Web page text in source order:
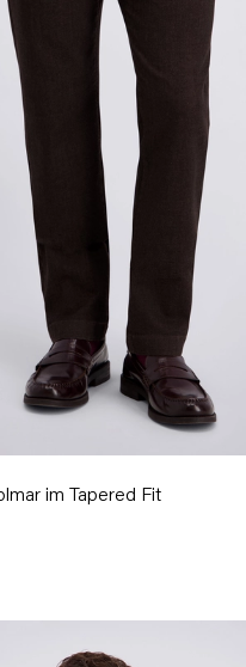
im Tapered Fit